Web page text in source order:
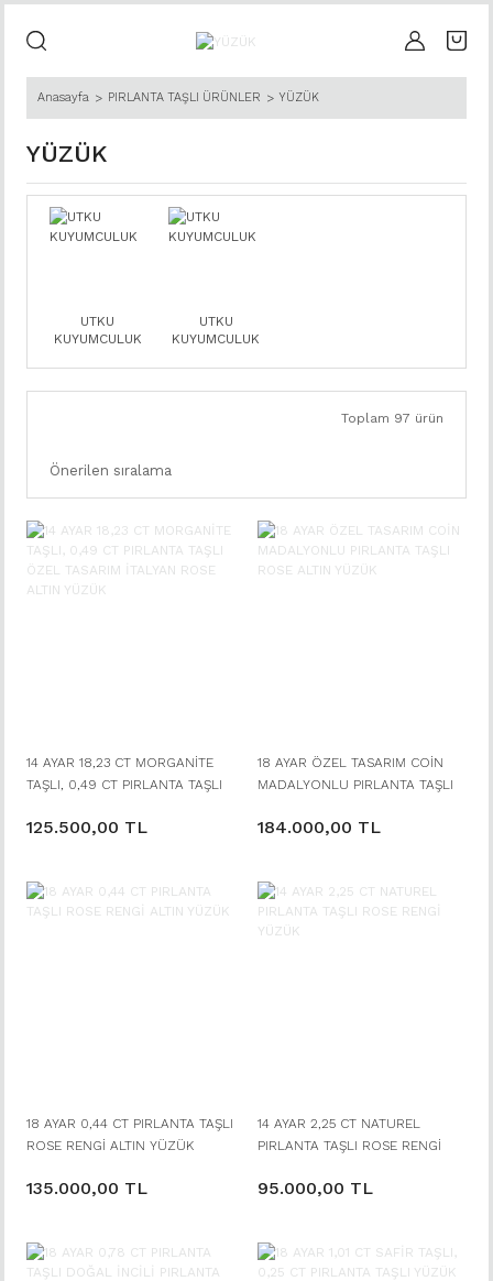
Anasayfa PIRLANTA TAŞLI ÜRÜNLER YÜZÜK
YÜZÜK
UTKU
KUYUMCULUK
UTKU
KUYUMCULUK
Toplam 97 ürün
14 AYAR 18,23 CT MORGANİTE
TAŞLI, 0,49 CT PIRLANTA TAŞLI
ALTIN YÜZÜK
125.500,00 TL
18 AYAR ÖZEL TASARIM COİN
MADALYONLU PIRLANTA TAŞLI
184.000,00 TL
18 AYAR 0,44 CT PIRLANTA TAŞLI
ROSE RENGİ ALTIN YÜZÜK
135.000,00 TL
14 AYAR 2,25 CT NATUREL
PIRLANTA TAŞLI ROSE RENGİ
95.000,00 TL